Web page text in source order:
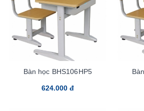
Bàn học BHS106HP5
624.000 đ